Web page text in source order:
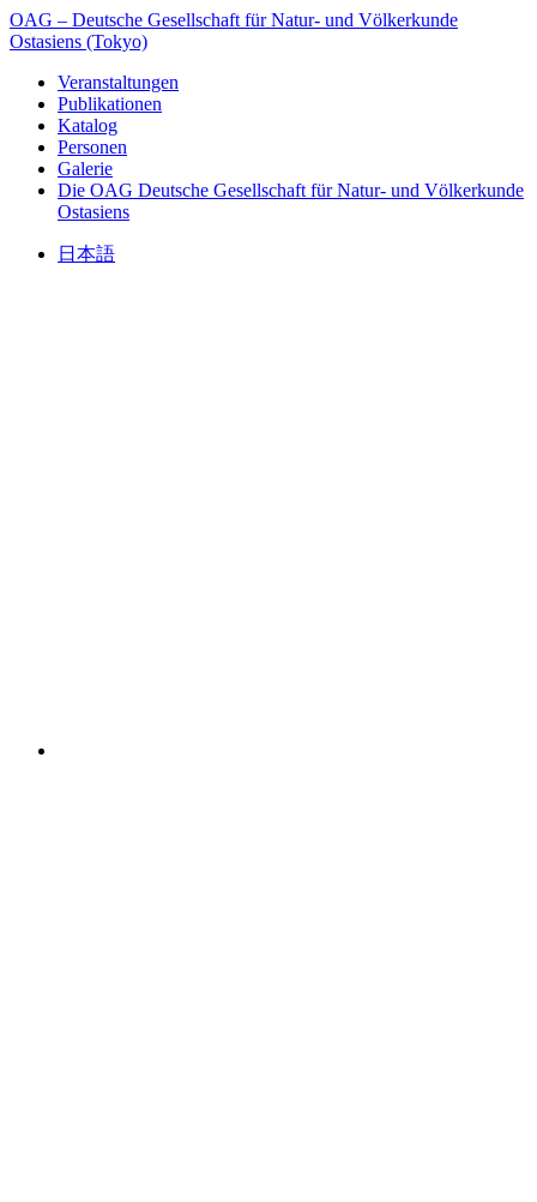
OAG – Deutsche Gesellschaft für Natur- und Völkerkunde
Ostasiens (Tokyo)
Veranstaltungen
Publikationen
Katalog
Personen
Galerie
Die OAG Deutsche Gesellschaft für Natur- und Völkerkunde
Ostasiens
日本語